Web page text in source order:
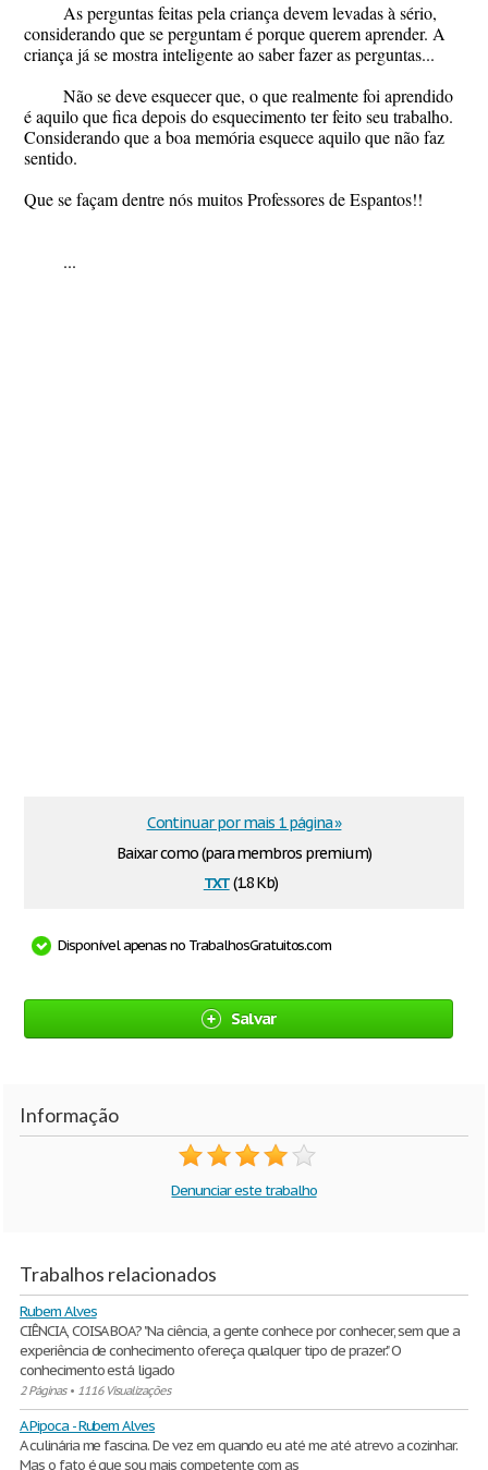
As perguntas feitas pela criança devem levadas à sério,
considerando que se perguntam é porque querem aprender. A
criança já se mostra inteligente ao saber fazer as perguntas...
Não se deve esquecer que, o que realmente foi aprendido
é aquilo que fica depois do esquecimento ter feito seu trabalho.
Considerando que a boa memória esquece aquilo que não faz
sentido.
Que se façam dentre nós muitos Professores de Espantos!!
...
Baixar como (para membros premium)
txt(1.8 Kb)
Continuar por mais 1 página »
Disponível apenas no TrabalhosGratuitos.com
Salvar
Informação
Denunciar este trabalho
Trabalhos relacionados
Rubem Alves
CIÊNCIA, COISA BOA? "Na ciência, a gente conhece por conhecer, sem que a
experiência de conhecimento ofereça qualquer tipo de prazer." O
conhecimento está ligado
2 Páginas• 1116 Visualizações
A Pipoca - Rubem Alves
A culinária me fascina. De vez em quando eu até me até atrevo a cozinhar.
Mas o fato é que sou mais competente com as